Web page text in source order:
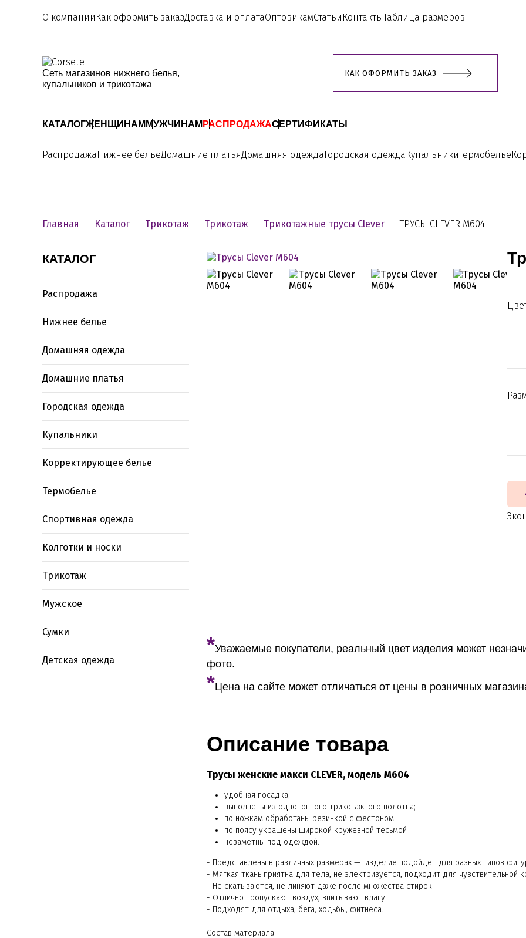
О компании Как оформить заказДоставка и оплатаОптовикамСтатьи КонтактыТаблица размеров
Сеть магазинов нижнего белья,
купальников и трикотажа
КАК ОФОРМИТЬ ЗАКАЗ
КАТАЛОГЖЕНЩИНАМ МУЖЧИНАМ РАСПРОДАЖАСЕРТИФИКАТЫ
РаспродажаНижнее бельеДомашние платьяДомашняя одеждаГородская одеждаКупальникиТермобелье
Главная Каталог Трикотаж Трикотаж Трикотажные трусы Clever ТРУСЫ CLEVER M604
КАТАЛОГ
Распродажа
Нижнее белье
Домашняя одежда
Домашние платья
Городская одежда
Купальники
Корректирующее белье
Термобелье
Спортивная одежда
Колготки и носки
Трикотаж
Мужское
Сумки
Детская одежда
*Уважаемые покупатели, реальный цвет изделия может
фото.
*Цена на сайте может отличаться от цены в розничных
Описание товара
Трусы женские макси CLEVER, модель M604
удобная посадка;
выполнены из однотонного трикотажного полотна;
по ножкам обработаны резинкой с фестоном
по поясу украшены широкой кружевной тесьмой
незаметны под одеждой.
- Представлены в различных размерах — изделие подойдёт для разных типов
- Мягкая ткань приятна для тела, не электризуется, подходит для чувствительной
- Не скатываются, не линяют даже после множества стирок.
- Отлично пропускают воздух, впитывают влагу.
- Подходят для отдыха, бега, ходьбы, фитнеса.
Состав материала: